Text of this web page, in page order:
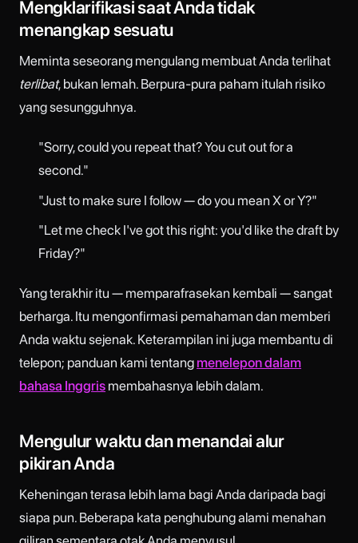
Mengklarifikasi saat Anda tidak
menangkap sesuatu
Meminta seseorang mengulang membuat Anda terlihat
terlibat, bukan lemah. Berpura-pura paham itulah risiko
yang sesungguhnya.
"Sorry, could you repeat that? You cut out for a
second."
"Just to make sure I follow — do you mean X or Y?"
"Let me check I've got this right: you'd like the draft by
Friday?"
Yang terakhir itu — memparafrasekan kembali — sangat
berharga. Itu mengonfirmasi pemahaman dan memberi
Anda waktu sejenak. Keterampilan ini juga membantu di
telepon; panduan kami tentangmenelepon dalam
bahasa Inggris membahasnya lebih dalam.
Mengulur waktu dan menandai alur
pikiran Anda
Keheningan terasa lebih lama bagi Anda daripada bagi
siapa pun. Beberapa kata penghubung alami menahan